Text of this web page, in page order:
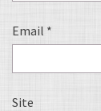
Email *
Site